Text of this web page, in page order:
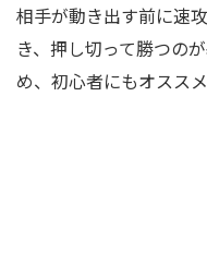
相手が動き出す前に速
き、押し切って勝つの
め、初心者にもオススメ